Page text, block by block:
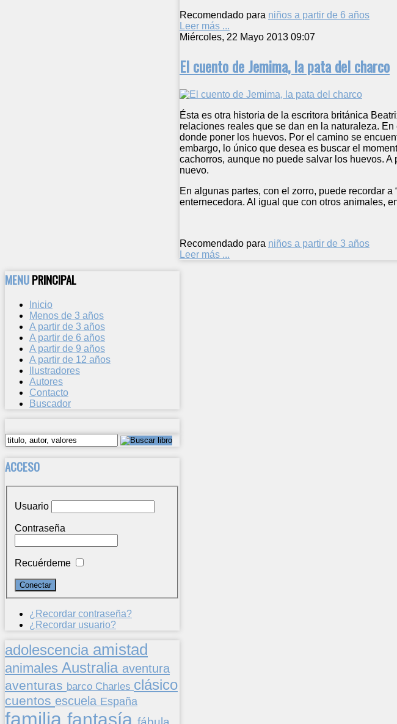
Recomendado para niños a partir de 6 años
Leer más ...
Miércoles, 22 Mayo 2013 09:07
El cuento de Jemima, la pata del charco
Ésta es otra historia de la escritora británica
relaciones reales que se dan en la naturaleza.
donde poner los huevos. Por el camino se
embargo, lo único que desea es buscar el
cachorros, aunque no puede salvar los huevos.
nuevo.
En algunas partes, con el zorro, puede recordar
enternecedora. Al igual que con otros animales,
Recomendado para niños a partir de 3 años
Leer más ...
MENUPRINCIPAL
Inicio
Menos de 3 años
A partir de 3 años
A partir de 6 años
A partir de 9 años
A partir de 12 años
Ilustradores
Autores
Contacto
Buscador
ACCESO
Usuario
Contraseña
Recuérdeme
¿Recordar contraseña?
¿Recordar usuario?
adolescencia amistad
animales Australia aventura
aventuras barco Charles clásico
cuentos escuela España
familia fantasía